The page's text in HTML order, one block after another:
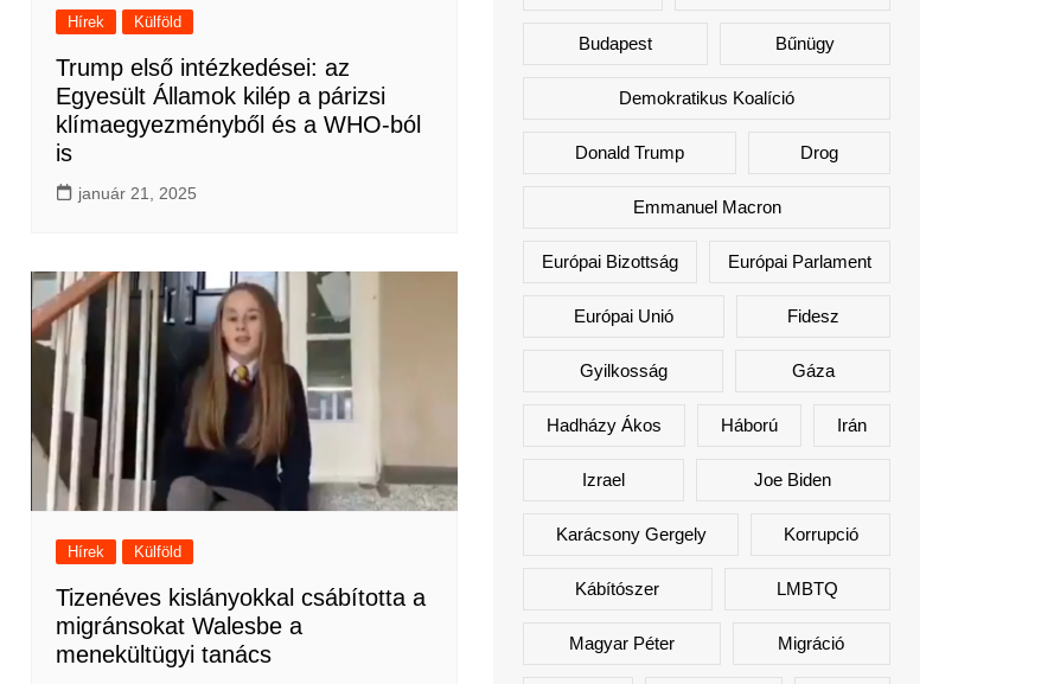
Hírek Külföld
Trump első intézkedései: az
Egyesült Államok kilép a párizsi
klímaegyezményből és a WHO-ból
is
január 21, 2025
Hírek Külföld
Tizenéves kislányokkal csábította a
migránsokat Walesbe a
menekültügyi tanács
Budapest Bűnügy
Demokratikus Koalíció
Donald Trump Drog
Emmanuel Macron
Európai Bizottság Európai Parlament
Európai Unió Fidesz
Gyilkosság Gáza
Hadházy Ákos Háború Irán
Izrael Joe Biden
Karácsony Gergely Korrupció
Kábítószer LMBTQ
Magyar Péter Migráció